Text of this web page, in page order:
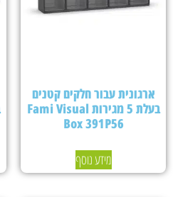
ארגונית עבור חלקים קטנים
בעלת 5 מגירות Fami Visual
Box 391P56
מידע נוסף